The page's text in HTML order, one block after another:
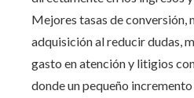
Mejores tasas de conversión,
adquisición al reducir dudas,
gasto en atención y litigios
donde un pequeño